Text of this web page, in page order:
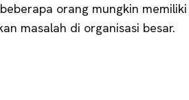
orang mungkin memiliki
masalah di organisasi besar.